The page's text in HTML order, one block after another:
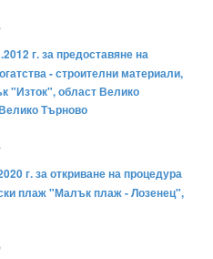
г. за предоставяне на
- строителни материали,
"Изток", област Велико
Търново
г. за откриване на процедура
плаж "Малък плаж - Лозенец",